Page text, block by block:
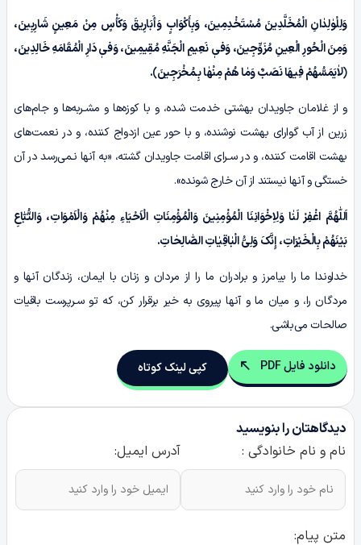
وَلِلْوٰلِدٰانِ الْمُخَلَّدِینَ مُسْتَخْدِمِینَ، وَبِأَکْوَابٍ وَأَبَارِیقَ وَکَأْسٍ مِنْ مَعِینٍ شَارِبِینَ،
وَمِنَ الْحُورِ الْعِینِ مُزَوِّجِینَ، وَفیٖ نَعِیمِ الْجَنَّهِ مُقِیمِینَ، وَفیٖ دَارِ الْمُقَامَهِ خَالِدِینَ،
﴿لاٰیَمَسُّهُمْ فِیهَا نَصَبٌ وَمٰا هُمْ مِنْهٰا بِـمُخْرَجِینَ﴾.
و از غلامان جاویدان بهشتی خدمت شده، و با کوزه‌ها و مشـربه‌ها و جام‌های
زرین از آب گوارای بهشت نوشنده، و با حور عین ازدواج کننده، و در نعمت‌های
بهشت اقامت کننده، و در سـرای اقامت جاویدان گشته، «به آنها نـمی‌رسد در آن
خستگی و آنها نیستند از آن خارج شونده».
اَللّٰهُمَّ اغْفِرْ لَنٰا وَلِاِخْوَانِنَا الْمُؤْمِنِینَ وَالْمُؤْمِنَاتِ الْاَحْیَاءِ مِنْهُمْ وَالْاَمْوَاتِ، وَالتُّبّٰاعِ
بَیْنَهُمْ بِالْخَیْرَاتِ، إِنَّکَ وَلِیُّ الْبٰاقِیٰاتِ الصّٰالِحٰاتِ.
خداوندا ما را بیامرز و برادران ما را از مردان و زنان با ایمان، زندگان آنها و
مردگان را، و میان ما و آنها پیروی به خیر برقرار کن، که تو سـرپرست باقیات
صالحات می‌باشی.
دانلود فایل PDF کپی لینک کوتاه
دیدگاهتان را بنویسید
نام و نام خانوادگی :
آدرس ایمیل:
متن پیام: